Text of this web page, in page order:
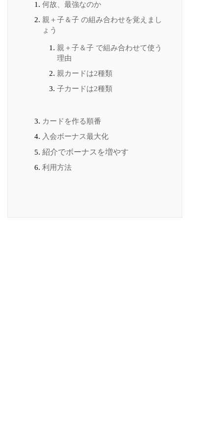
何故、最強なのか
親＋子＆子 の組み合わせを覚えまし
ょう
親＋子＆子 で組み合わせて使う
理由
親カードは2種類
子カードは2種類
カードを作る順番
入会ボーナス最大化
紹介でボーナスを増やす
利用方法